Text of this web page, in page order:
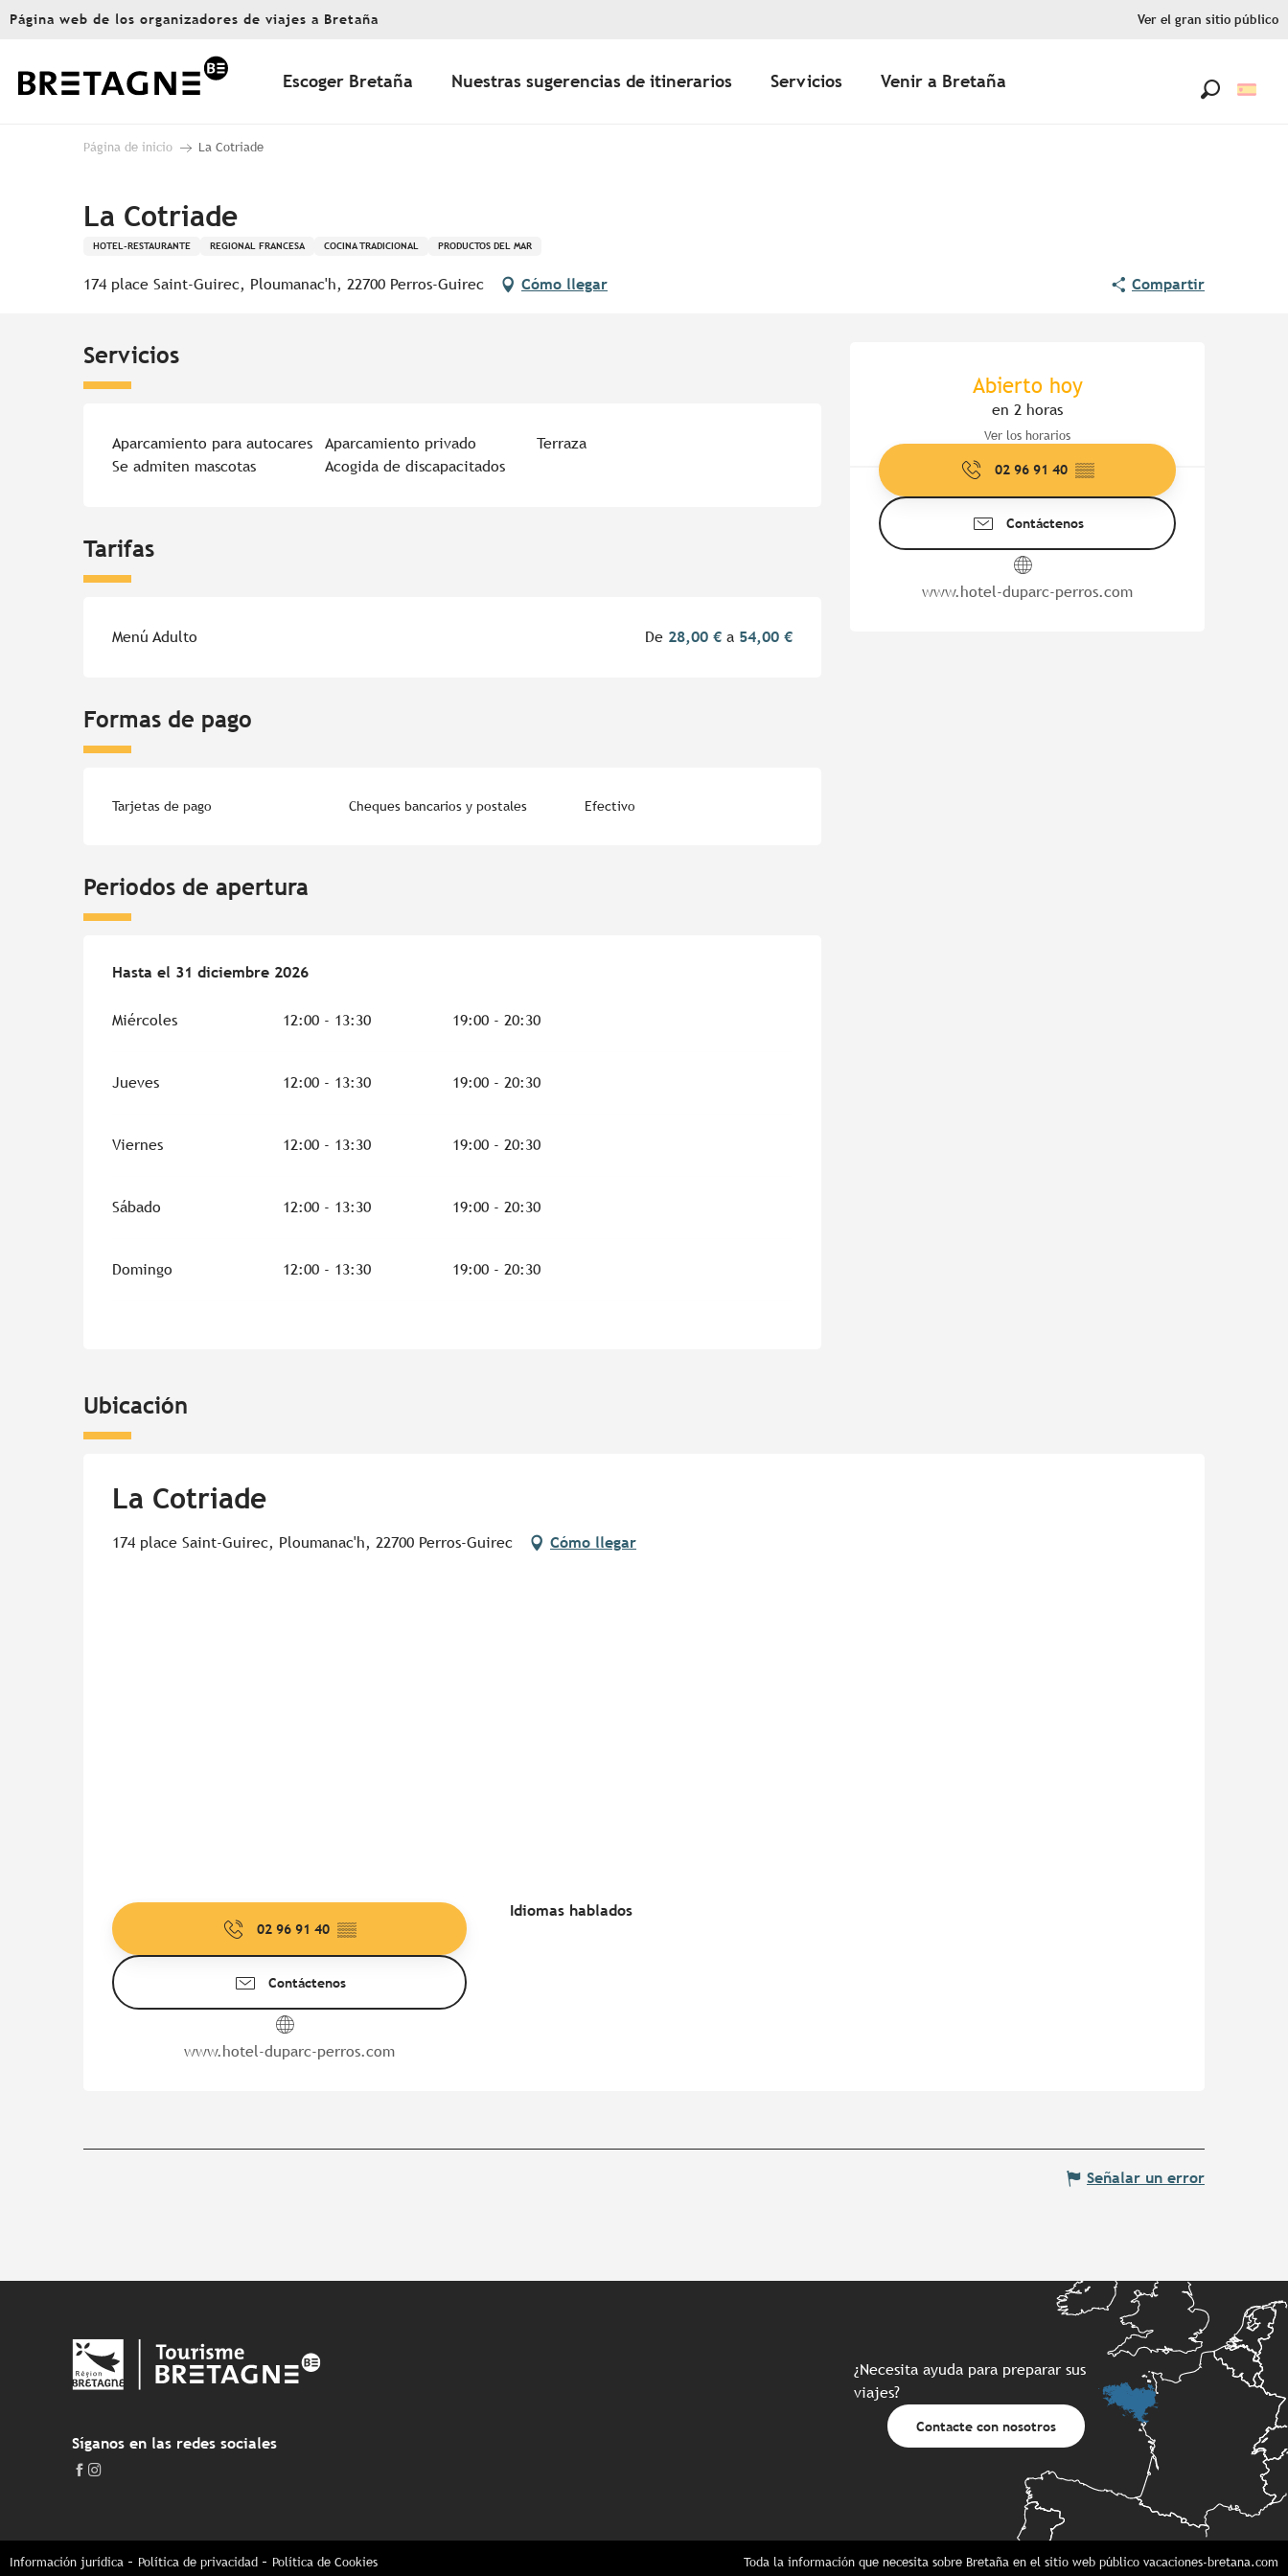
Aller
principal
Página web de los organizadores de viajes a Bretaña Ver el gran sitio público
Escoger Bretaña Nuestras sugerencias de itinerarios Servicios Venir a Bretaña
Página de inicio La Cotriade
La Cotriade
HOTEL-RESTAURANTE REGIONAL FRANCESA COCINA TRADICIONAL PRODUCTOS DEL MAR
174 place Saint-Guirec, Ploumanac'h, 22700 Perros-Guirec Cómo llegar Compartir
Abierto hoy
en 2 horas
Ver los horarios
02 96 91 40 ▒▒
Contáctenos
www.hotel-duparc-perros.com
Servicios
Aparcamiento para autocares Aparcamiento privado
Terraza
Se admiten mascotas
Acogida de discapacitados
Tarifas
Menú Adulto De 28,00 € a 54,00 €
Formas de pago
Tarjetas de pago Cheques bancarios y postales Efectivo
Periodos de apertura
Del8 febrero 2026al31 diciembre 2026
Hasta el 31 diciembre 2026
Miércoles 12:00 - 13:30 19:00 - 20:30
Jueves 12:00 - 13:30 19:00 - 20:30
Viernes 12:00 - 13:30 19:00 - 20:30
Sábado 12:00 - 13:30 19:00 - 20:30
Domingo 12:00 - 13:30 19:00 - 20:30
Ubicación
La Cotriade
174 place Saint-Guirec, Ploumanac'h, 22700 Perros-Guirec Cómo llegar
02 96 91 40 ▒▒
Contáctenos
www.hotel-duparc-perros.com
Idiomas hablados
Idiomas hablados
Señalar un error
Síganos en las redes sociales
¿Necesita ayuda para preparar sus
viajes?
Contacte con nosotros
Información jurídica Política de privacidad Política de Cookies Toda la información que necesita sobre Bretaña en el sitio web público vacaciones-bretana.com